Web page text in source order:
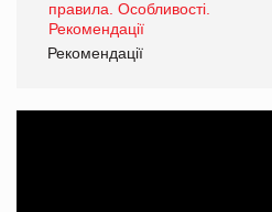
Рекомендації